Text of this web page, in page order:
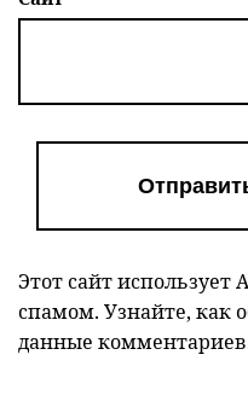
Этот сайт использует
спамом. Узнайте, как
данные комментариев